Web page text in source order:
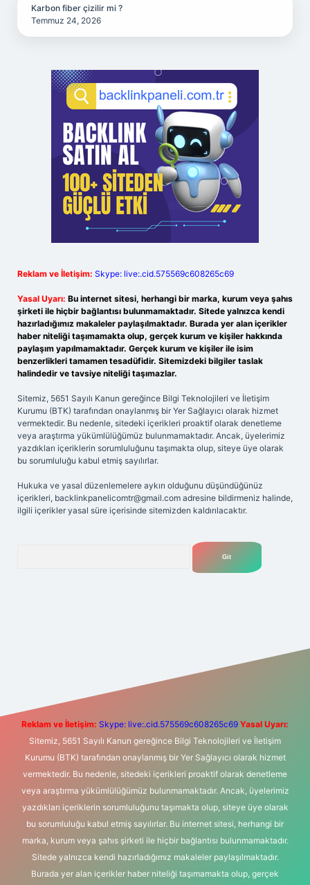
Karbon fiber çizilir mi ?
Temmuz 24, 2026
Reklam ve İletişim: Skype: live:.cid.575569c608265c69
Yasal Uyarı: Bu internet sitesi, herhangi bir marka, kurum veya şahıs
şirketi ile hiçbir bağlantısı bulunmamaktadır. Sitede yalnızca kendi
hazırladığımız makaleler paylaşılmaktadır. Burada yer alan içerikler
haber niteliği taşımamakta olup, gerçek kurum ve kişiler hakkında
paylaşım yapılmamaktadır. Gerçek kurum ve kişiler ile isim
benzerlikleri tamamen tesadüfidir. Sitemizdeki bilgiler taslak
halindedir ve tavsiye niteliği taşımazlar.
Sitemiz, 5651 Sayılı Kanun gereğince Bilgi Teknolojileri ve İletişim
Kurumu (BTK) tarafından onaylanmış bir Yer Sağlayıcı olarak hizmet
vermektedir. Bu nedenle, sitedeki içerikleri proaktif olarak denetleme
veya araştırma yükümlülüğümüz bulunmamaktadır. Ancak, üyelerimiz
yazdıkları içeriklerin sorumluluğunu taşımakta olup, siteye üye olarak
bu sorumluluğu kabul etmiş sayılırlar.
Hukuka ve yasal düzenlemelere aykırı olduğunu düşündüğünüz
içerikleri, backlinkpanelicomtr@gmail.com adresine bildirmeniz halinde,
ilgili içerikler yasal süre içerisinde sitemizden kaldırılacaktır.
m elexbet
Reklam ve İletişim: Skype: live:.cid.575569c608265c69 Yasal Uyarı:
Sitemiz, 5651 Sayılı Kanun gereğince Bilgi Teknolojileri ve İletişim
Kurumu (BTK) tarafından onaylanmış bir Yer Sağlayıcı olarak hizmet
vermektedir. Bu nedenle, sitedeki içerikleri proaktif olarak denetleme
veya araştırma yükümlülüğümüz bulunmamaktadır. Ancak, üyelerimiz
yazdıkları içeriklerin sorumluluğunu taşımakta olup, siteye üye olarak
bu sorumluluğu kabul etmiş sayılırlar. Bu internet sitesi, herhangi bir
marka, kurum veya şahıs şirketi ile hiçbir bağlantısı bulunmamaktadır.
Sitede yalnızca kendi hazırladığımız makaleler paylaşılmaktadır.
Burada yer alan içerikler haber niteliği taşımamakta olup, gerçek